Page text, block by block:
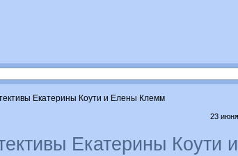
Екатерины Коути и Елены Клемм
23
Екатерины Коути и